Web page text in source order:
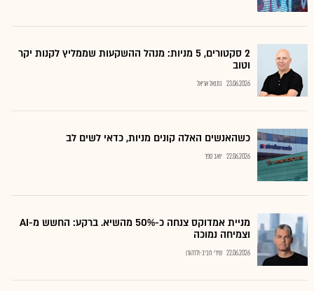
2 סקטורים, 5 מניות: מנהל ההשקעות שממליץ לקנות יקר
וטוב
23.06.2026 נתנאל אריאל
כשהאנשים האלה קונים מניות, כדאי לשים לב
22.06.2026 יואב ספר
מניית אמדוקס צנחה כ-50% מהשיא. ברקע: החשש מ-AI
וצמיחה נמוכה
22.06.2026 שירי חביב-ולדהורן